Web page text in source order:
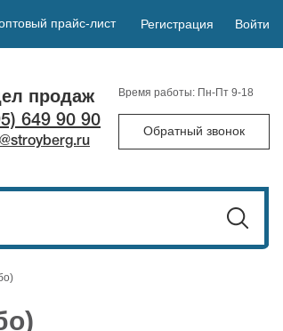
прайс-лист Регистрация Войти
продаж
649 90 90
Время работы: Пн-Пт 9-18
Обратный звонок